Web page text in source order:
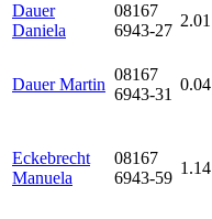
Dauer
Daniela
08167
6943-27
2.01
Dauer Martin
08167
6943-31
0.04
Eckebrecht
Manuela
08167
6943-59
1.14